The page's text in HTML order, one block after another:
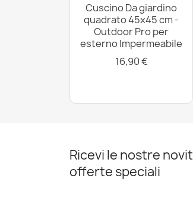
Cuscino Da giardino
quadrato 45x45 cm -
Outdoor Pro per
esterno Impermeabile
16,90 €
Ricevi le nostre
offerte speciali